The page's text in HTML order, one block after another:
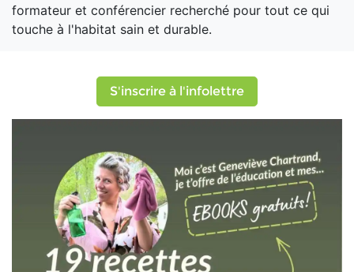
formateur et conférencier recherché pour tout ce qui
touche à l'habitat sain et durable.
S'inscrire à l'infolettre